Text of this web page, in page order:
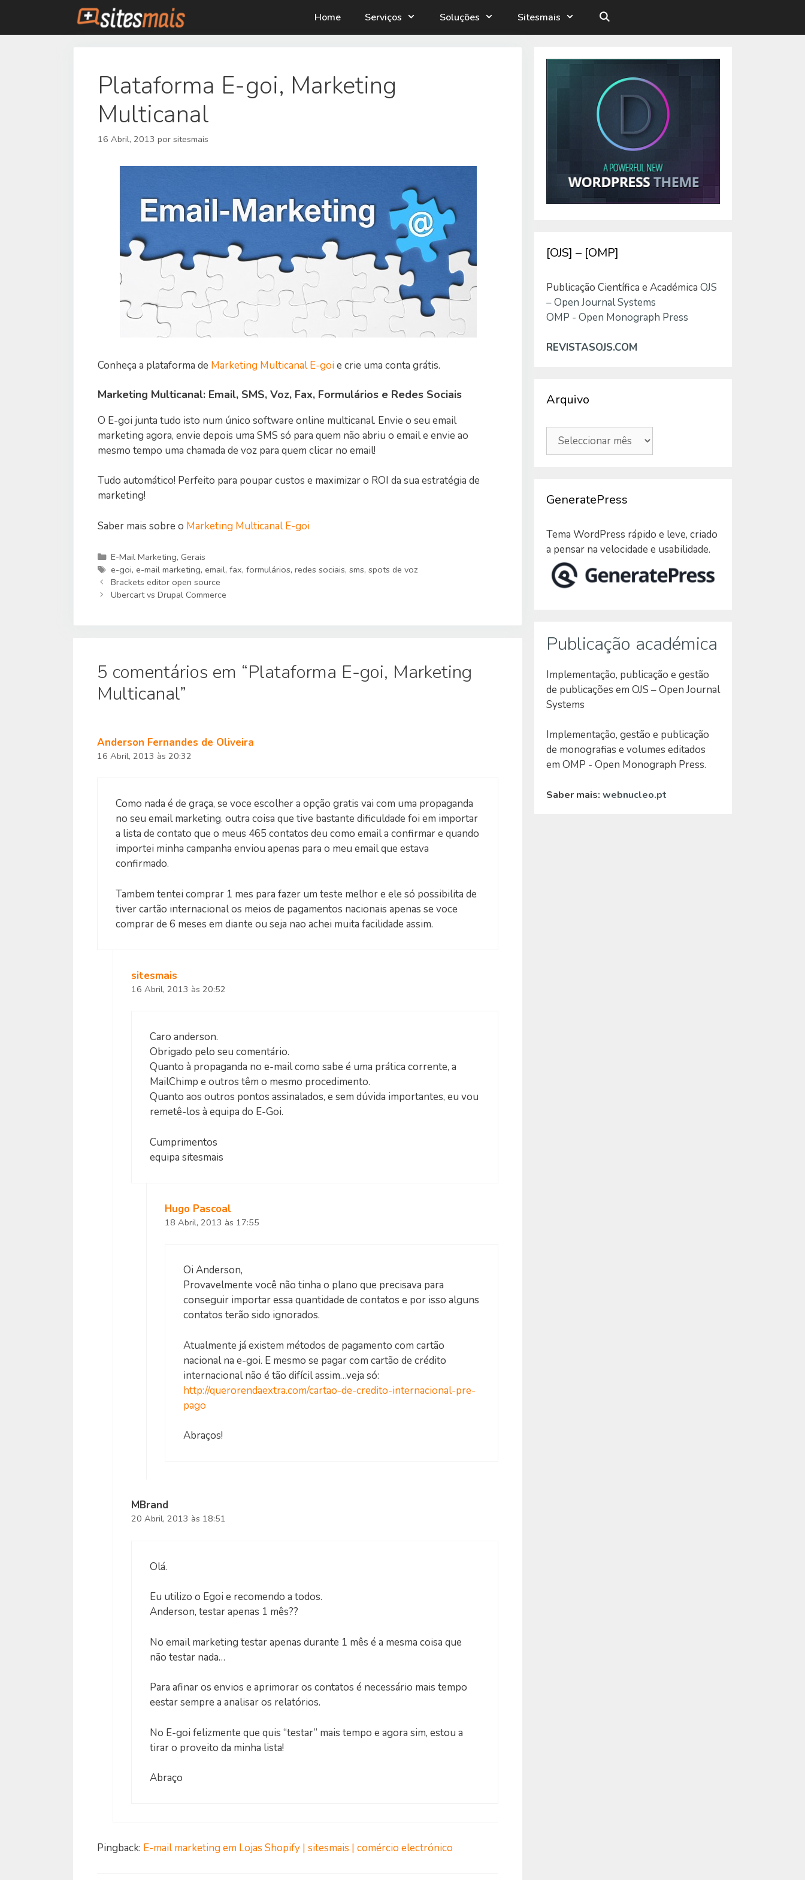
o
Home Serviços Soluções Sitesmais
Plataforma E-goi, Marketing
Multicanal
16 Abril, 2013 por sitesmais
Conheça a plataforma de Marketing Multicanal E-goie crie uma conta grátis.
Marketing Multicanal: Email, SMS, Voz, Fax, Formulários e Redes Sociais
O E-goi junta tudo isto num único software online multicanal. Envie o seu email
marketing agora, envie depois uma SMS só para quem não abriu o email e envie ao
mesmo tempo uma chamada de voz para quem clicar no email!
Tudo automático! Perfeito para poupar custos e maximizar o ROI da sua estratégia de
marketing!
Saber mais sobre o Marketing Multicanal E-goi
Categorias
E-Mail Marketing, Gerais
Etiquetas
e-goi, e-mail marketing, email, fax, formulários, redes sociais, sms, spots de voz
Brackets editor open source
Ubercart vs Drupal Commerce
5 comentários em “Plataforma E-goi, Marketing
Multicanal”
Anderson Fernandes de Oliveira
16 Abril, 2013 às 20:32
Como nada é de graça, se voce escolher a opção gratis vai com uma propaganda
no seu email marketing. outra coisa que tive bastante dificuldade foi em importar
a lista de contato que o meus 465 contatos deu como email a confirmar e quando
importei minha campanha enviou apenas para o meu email que estava
confirmado.
Tambem tentei comprar 1 mes para fazer um teste melhor e ele só possibilita de
tiver cartão internacional os meios de pagamentos nacionais apenas se voce
comprar de 6 meses em diante ou seja nao achei muita facilidade assim.
sitesmais
16 Abril, 2013 às 20:52
Caro anderson.
Obrigado pelo seu comentário.
Quanto à propaganda no e-mail como sabe é uma prática corrente, a
MailChimp e outros têm o mesmo procedimento.
Quanto aos outros pontos assinalados, e sem dúvida importantes, eu vou
remetê-los à equipa do E-Goi.
Cumprimentos
equipa sitesmais
Hugo Pascoal
18 Abril, 2013 às 17:55
Oi Anderson,
Provavelmente você não tinha o plano que precisava para
conseguir importar essa quantidade de contatos e por isso alguns
contatos terão sido ignorados.
Atualmente já existem métodos de pagamento com cartão
nacional na e-goi. E mesmo se pagar com cartão de crédito
internacional não é tão difícil assim…veja só:
http://querorendaextra.com/cartao-de-credito-internacional-pre-
pago
Abraços!
MBrand
20 Abril, 2013 às 18:51
Olá.
Eu utilizo o Egoi e recomendo a todos.
Anderson, testar apenas 1 mês??
No email marketing testar apenas durante 1 mês é a mesma coisa que
não testar nada…
Para afinar os envios e aprimorar os contatos é necessário mais tempo
eestar sempre a analisar os relatórios.
No E-goi felizmente que quis “testar” mais tempo e agora sim, estou a
tirar o proveito da minha lista!
Abraço
Pingback: E-mail marketing em Lojas Shopify | sitesmais | comércio electrónico
[OJS] – [OMP]
Publicação Científica e Académica OJS
– Open Journal Systems
OMP - Open Monograph Press
REVISTASOJS.COM
Arquivo
Arquivo
GeneratePress
Tema WordPress rápido e leve, criado
a pensar na velocidade e usabilidade.
Publicação académica
Implementação, publicação e gestão
de publicações em OJS – Open Journal
Systems
Implementação, gestão e publicação
de monografias e volumes editados
em OMP - Open Monograph Press.
Saber mais: webnucleo.pt